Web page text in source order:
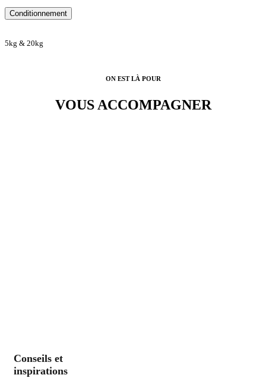
Conditionnement
5kg & 20kg
ON EST LÀ POUR
VOUS ACCOMPAGNER
Conseils et
inspirations